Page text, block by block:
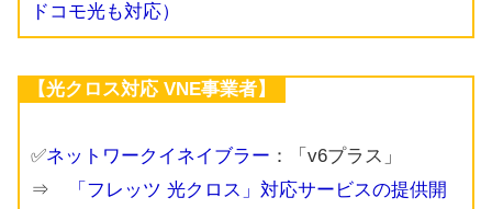
ドコモ光も対応）
【光クロス対応 VNE事業者】
✅ネットワークイネイブラー ：「v6プラス」
⇒
「フレッツ 光クロス」対応サービスの提供開